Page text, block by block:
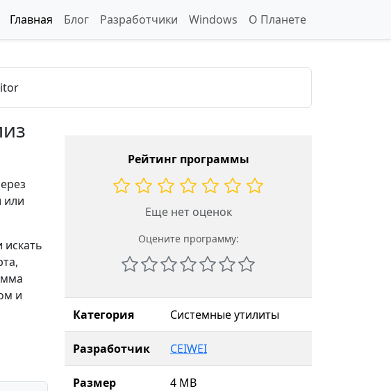
Главная Блог Разработчики Windows О Планете
или
и
Рейтинг программы
Еще нет оценок
Оцените программу:
Категория Системные утилиты
Разработчик CEIWEI
Размер 4 MB